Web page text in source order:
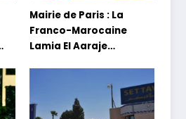
Mairie de Paris : La
Franco-Marocaine
Lamia El Aaraje